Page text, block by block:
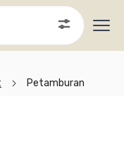
Petamburan